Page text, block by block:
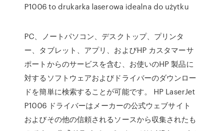
P1006 to drukarka laserowa idealna do użytku
PC、ノートパソコン、デスクトップ、プリンタ
ー、タブレット、アプリ、およびHP カスタマーサ
ポートからのサービスを含む、お使いのHP 製品に
対するソフトウェアおよびドライバーのダウンロー
ドを簡単に検索することが可能です。 HP LaserJet
P1006 ドライバーはメーカーの公式ウェブサイト
およびその他の信頼されるソースから収集されたも